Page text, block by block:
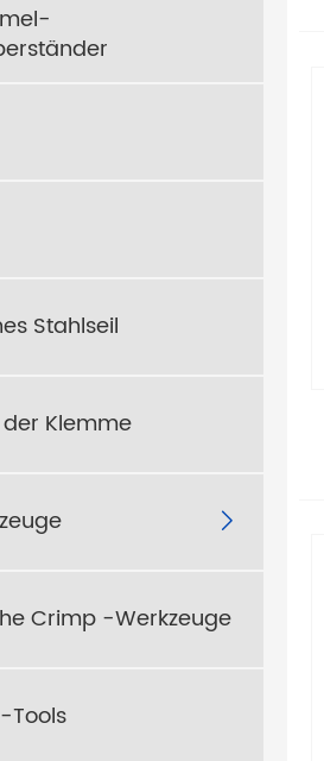
Stahlseil
Klemme

Crimp -Werkzeuge
Tools